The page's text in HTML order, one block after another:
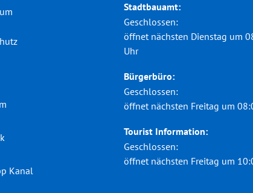
Kanal
Stadtbauamt:
Klicken, um weitere Öffnungs-
Geschlossen:
öffnet nächsten Dienstag um
Uhr
Bürgerbüro:
Klicken, um weitere Öffnungs-
Geschlossen:
öffnet nächsten Freitag um
Tourist Information:
Klicken, um weitere Öffnungs-
Geschlossen:
öffnet nächsten Freitag um